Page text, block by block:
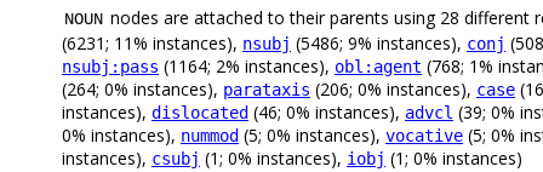
NOUN nodes are attached to their parents using 28 different
(6231; 11% instances), nsubj (5486; 9% instances), conj
nsubj:pass (1164; 2% instances), obl:agent (768; 1%
(264; 0% instances), parataxis (206; 0% instances), case
instances), dislocated (46; 0% instances), advcl (39; 0%
0% instances), nummod (5; 0% instances), vocative (5; 0%
instances), csubj (1; 0% instances), iobj (1; 0% instances)